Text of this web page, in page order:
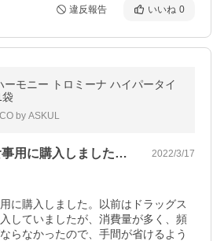
違反報告 いいね 0
ーモニー トロミーナ ハイパータイ
袋
by ASKUL
要介護５の母の食事用に購入しました。以… 2022/3/17
に購入しました。以前はドラッグス
していましたが、消費量が多く、頻
らなかったので、手間が省けるよう